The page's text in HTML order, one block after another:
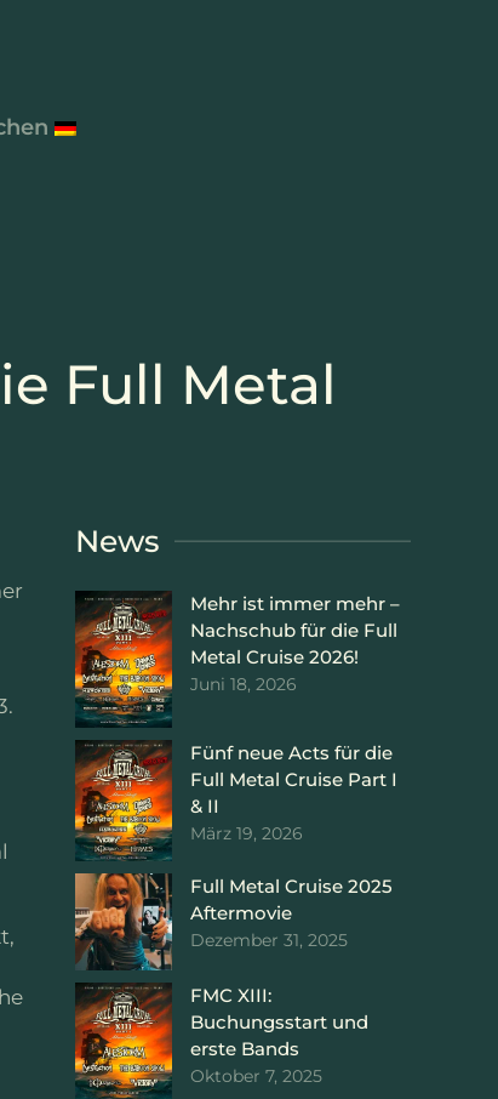
Full Metal
News
Mehr ist immer mehr –
Nachschub für die Full
Metal Cruise 2026!
Juni 18, 2026
Fünf neue Acts für die
Full Metal Cruise Part I
& II
März 19, 2026
Full Metal Cruise 2025
Aftermovie
Dezember 31, 2025
FMC XIII:
Buchungsstart und
erste Bands
Oktober 7, 2025